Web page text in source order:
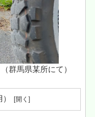
群馬県某所にて）